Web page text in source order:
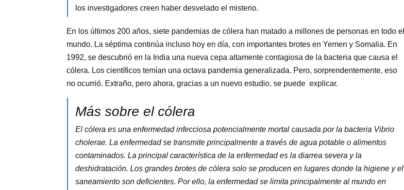
los investigadores creen haber desvelado el misterio.
En los últimos 200 años, siete pandemias de cólera han matado a millones de personas en todo el
mundo. La séptima continúa incluso hoy en día, con importantes brotes en Yemen y Somalia. En
1992, se descubrió en la India una nueva cepa altamente contagiosa de la bacteria que causa el
cólera. Los científicos temían una octava pandemia generalizada. Pero, sorprendentemente, eso
no ocurrió. Extraño, pero ahora, gracias a un nuevo estudio, se puede explicar.
Más sobre el cólera
El cólera es una enfermedad infecciosa potencialmente mortal causada por la bacteria Vibrio
cholerae. La enfermedad se transmite principalmente a través de agua potable o alimentos
contaminados. La principal característica de la enfermedad es la diarrea severa y la
deshidratación. Los grandes brotes de cólera solo se producen en lugares donde la higiene y el
saneamiento son deficientes. Por ello, la enfermedad se limita principalmente al mundo en